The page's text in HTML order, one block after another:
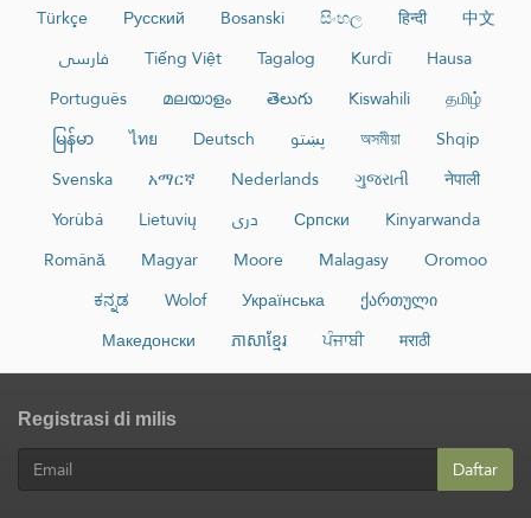
Türkçe
Русский Bosanski සිංහල हिन्दी
中文
فارسی
Tiếng Việt Tagalog Kurdî
Hausa
Português
മലയാളം తెలుగు Kiswahili
தமிழ்
မြန်မာ
ไทย Deutsch پښتو অসমীয়া
Shqip
Svenska
አማርኛ Nederlands ગુજરાતી
नेपाली
Yorùbá
Lietuvių دری Српски
Kinyarwanda
Română
Magyar Moore Malagasy
Oromoo
ಕನ್ನಡ
Wolof Українська
ქართული
Македонски
ភាសាខ្មែរ ਪੰਜਾਬੀ मराठी
Registrasi di milis
Daftar